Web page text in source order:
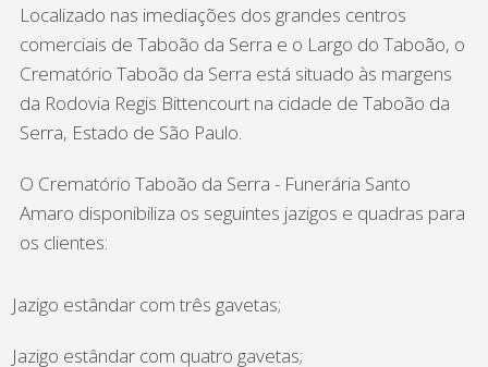
Localizado nas imediações dos grandes centros
comerciais de Taboão da Serra e o Largo do Taboão, o
Crematório Taboão da Serra está situado às margens
da Rodovia Regis Bittencourt na cidade de Taboão da
Serra, Estado de São Paulo.
O Crematório Taboão da Serra - Funerária Santo
Amaro disponibiliza os seguintes jazigos e quadras para
os clientes:
Jazigo estândar com três gavetas;
Jazigo estândar com quatro gavetas;